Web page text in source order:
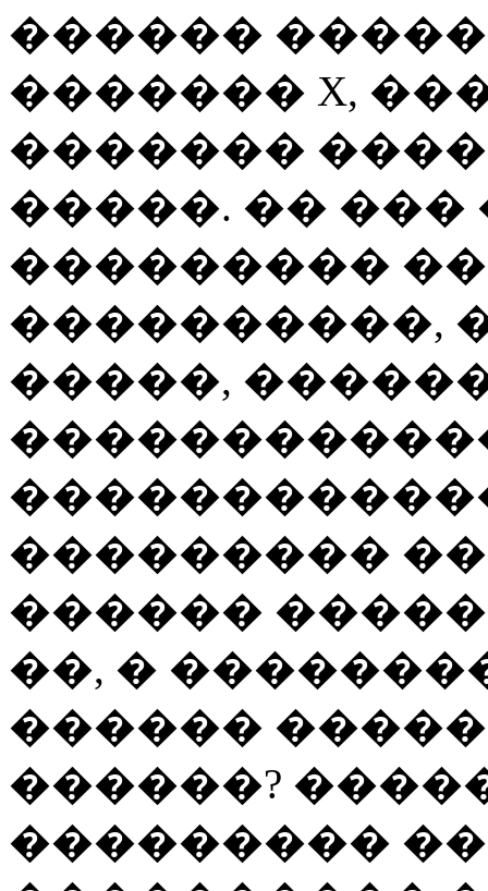
������
������� X,
�������
�����. �� ���
���������
����������,
�����,
���������
������
��, �
������
������?
���������